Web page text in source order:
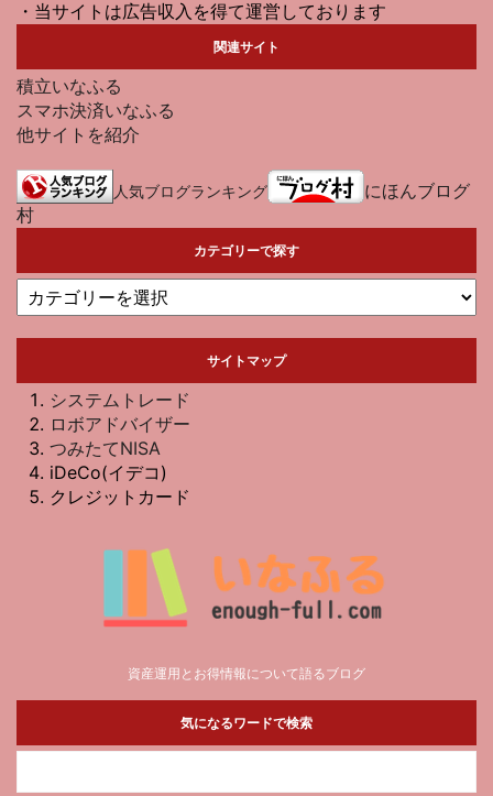
・当サイトは広告収入を得て運営しております
関連サイト
積立いなふる
スマホ決済いなふる
他サイトを紹介
人気ブログランキング
にほんブログ
村
カテゴリーで探す
サイトマップ
システムトレード
ロボアドバイザー
つみたてNISA
iDeCo(イデコ)
クレジットカード
資産運用とお得情報について語るブログ
気になるワードで検索